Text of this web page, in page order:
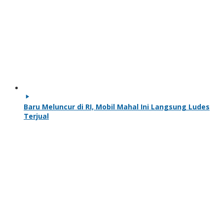
Baru Meluncur di RI, Mobil Mahal Ini Langsung Ludes
Terjual